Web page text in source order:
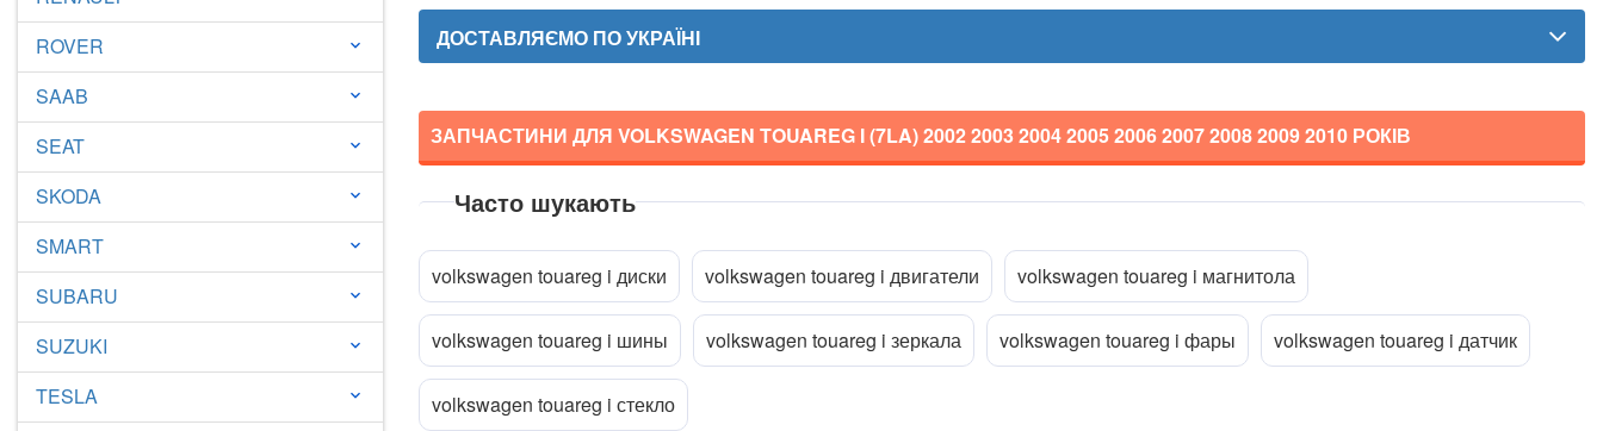
ROVER keyboard_arrow_down
SAAB keyboard_arrow_down
SEAT keyboard_arrow_down
SKODA keyboard_arrow_down
SMART keyboard_arrow_down
SUBARU keyboard_arrow_down
SUZUKI keyboard_arrow_down
TESLA keyboard_arrow_down
attach_fileПрикріпити файл
ДОСТАВЛЯЄМО ПО УКРАЇНІ
ЗАПЧАСТИНИ ДЛЯ VOLKSWAGEN TOUAREG I (7LA)2002 2003 2004 2005 2006 2007 2008 2009 2010 РОКІВ
Часто шукають
volkswagen touareg i диски volkswagen touareg i двигатели volkswagen touareg i магнитола
volkswagen touareg i шины volkswagen touareg i зеркала volkswagen touareg i фары volkswagen touareg i датчик
volkswagen touareg i стекло